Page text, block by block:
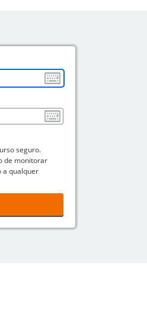
seguro.
de monitorar
a qualquer